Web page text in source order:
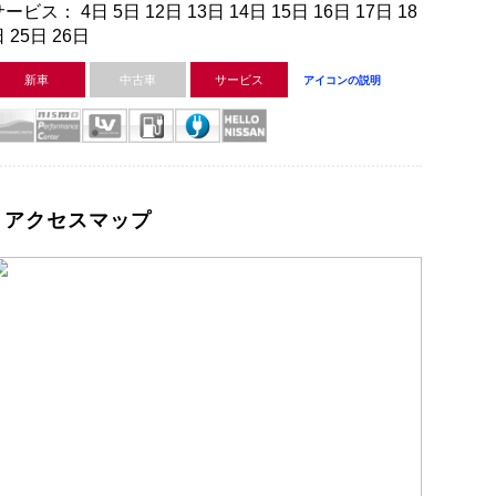
ービス： 4日 5日 12日 13日 14日 15日 16日 17日 18
25日 26日
新車 中古車 サービス アイコンの説明
アクセスマップ